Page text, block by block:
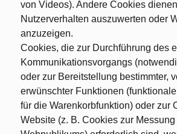
von Videos). Andere Cookies
Nutzerverhalten auszuwerten oder
anzuzeigen.
Cookies, die zur Durchführung des
Kommunikationsvorgangs
oder zur Bereitstellung bestimmter,
erwünschter Funktionen
für die Warenkorbfunktion) oder zur
Website (z. B. Cookies zur Messung